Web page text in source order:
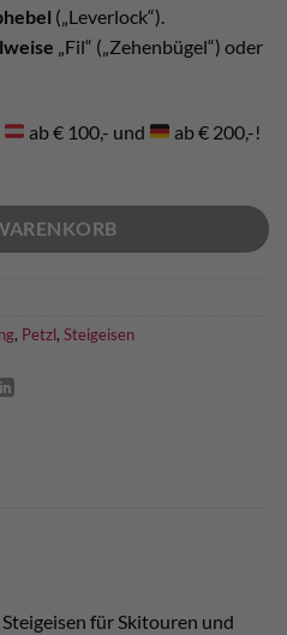
(„Leverlock“).
„Fil“ („Zehenbügel“) oder
ab € 100,- und ab € 200,-!
, Petzl, Steigeisen
für Skitouren und